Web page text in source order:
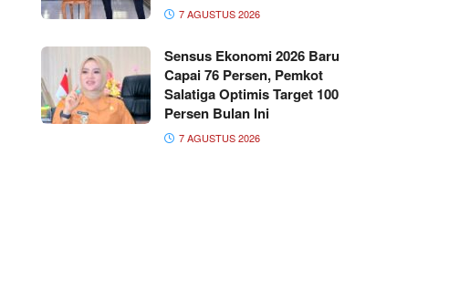
7 AGUSTUS 2026
Sensus Ekonomi 2026 Baru
Capai 76 Persen, Pemkot
Salatiga Optimis Target 100
Persen Bulan Ini
7 AGUSTUS 2026